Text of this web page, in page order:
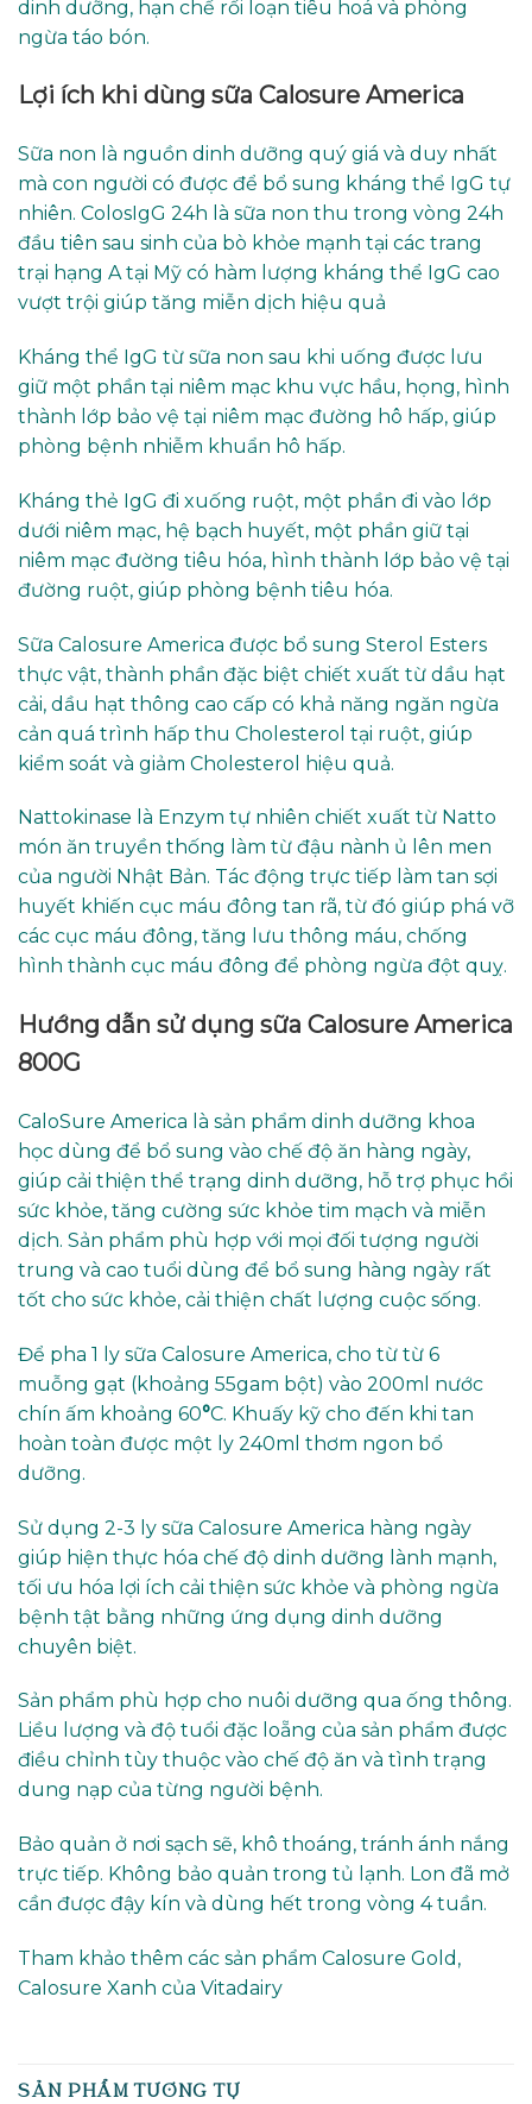
dinh dưỡng, hạn chế rối loạn tiêu hoá và phòng
ngừa táo bón.
Lợi ích khi dùng sữa Calosure America
Sữa non là nguồn dinh dưỡng quý giá và duy nhất
mà con người có được để bổ sung kháng thể IgG tự
nhiên. ColosIgG 24h là sữa non thu trong vòng 24h
đầu tiên sau sinh của bò khỏe mạnh tại các trang
trại hạng A tại Mỹ có hàm lượng kháng thể IgG cao
vượt trội giúp tăng miễn dịch hiệu quả
Kháng thể IgG từ sữa non sau khi uống được lưu
giữ một phần tại niêm mạc khu vực hầu, họng, hình
thành lớp bảo vệ tại niêm mạc đường hô hấp, giúp
phòng bệnh nhiễm khuẩn hô hấp.
Kháng thẻ IgG đi xuống ruột, một phần đi vào lớp
dưới niêm mạc, hệ bạch huyết, một phần giữ tại
niêm mạc đường tiêu hóa, hình thành lớp bảo vệ tại
đường ruột, giúp phòng bệnh tiêu hóa.
Sữa Calosure America được bổ sung Sterol Esters
thực vật, thành phần đặc biệt chiết xuất từ dầu hạt
cải, dầu hạt thông cao cấp có khả năng ngăn ngừa
cản quá trình hấp thu Cholesterol tại ruột, giúp
kiểm soát và giảm Cholesterol hiệu quả.
Nattokinase là Enzym tự nhiên chiết xuất từ Natto
món ăn truyền thống làm từ đậu nành ủ lên men
của người Nhật Bản. Tác động trực tiếp làm tan sợi
huyết khiến cục máu đông tan rã, từ đó giúp phá vỡ
các cục máu đông, tăng lưu thông máu, chống
hình thành cục máu đông để phòng ngừa đột quỵ.
Hướng dẫn sử dụng sữa Calosure America
800G
CaloSure America là sản phẩm dinh dưỡng khoa
học dùng để bổ sung vào chế độ ăn hàng ngày,
giúp cải thiện thể trạng dinh dưỡng, hỗ trợ phục hồi
sức khỏe, tăng cường sức khỏe tim mạch và miễn
dịch. Sản phẩm phù hợp với mọi đối tượng người
trung và cao tuổi dùng để bổ sung hàng ngày rất
tốt cho sức khỏe, cải thiện chất lượng cuộc sống.
Để pha 1 ly sữa Calosure America, cho từ từ 6
muỗng gạt (khoảng 55gam bột) vào 200ml nước
chín ấm khoảng 60°C. Khuấy kỹ cho đến khi tan
hoàn toàn được một ly 240ml thơm ngon bổ
dưỡng.
Sử dụng 2-3 ly sữa Calosure America hàng ngày
giúp hiện thực hóa chế độ dinh dưỡng lành mạnh,
tối ưu hóa lợi ích cải thiện sức khỏe và phòng ngừa
bệnh tật bằng những ứng dụng dinh dưỡng
chuyên biệt.
Sản phẩm phù hợp cho nuôi dưỡng qua ống thông.
Liều lượng và độ tuổi đặc loẵng của sản phẩm được
điều chỉnh tùy thuộc vào chế độ ăn và tình trạng
dung nạp của từng người bệnh.
Bảo quản ở nơi sạch sẽ, khô thoáng, tránh ánh nắng
trực tiếp. Không bảo quản trong tủ lạnh. Lon đã mở
cần được đậy kín và dùng hết trong vòng 4 tuần.
Tham khảo thêm các sản phẩm Calosure Gold,
Calosure Xanh của Vitadairy
SẢN PHẨM TƯƠNG TỰ